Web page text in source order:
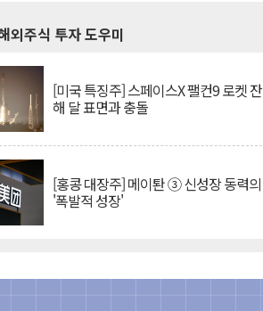
외주식 투자 도우미
[미국 특징주] 스페이스X 팰컨9 로켓 잔
해 달 표면과 충돌
[홍콩 대장주] 메이퇀 ③ 신성장 동력의
'폭발적 성장'